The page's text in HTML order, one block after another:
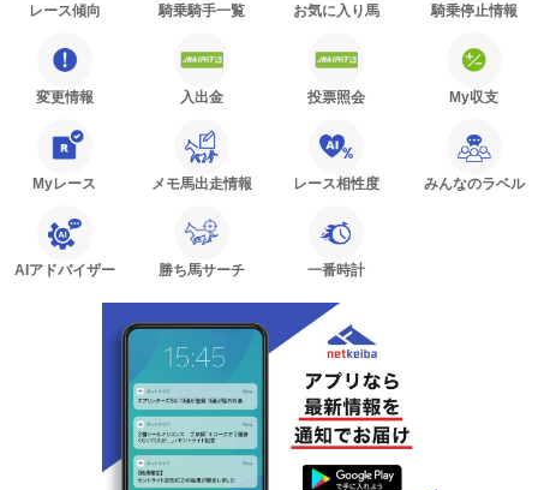
レース傾向 騎乗騎手一覧 お気に入り馬 騎乗停止情報
変更情報 入出金 投票照会 My収支
Myレース メモ馬出走情報 レース相性度 みんなのラベル
AIアドバイザー 勝ち馬サーチ 一番時計